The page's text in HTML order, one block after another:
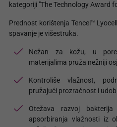
kategoriji "The Technology Award
Prednost korištenja Tencel™
spavanje je višestruka.
Nežan za kožu, u
materijalima pruža nežniji
Kontroliše vlažnost,
pružajući prozračnost i
Otežava razvoj
apsorbiranja vlažnosti iz